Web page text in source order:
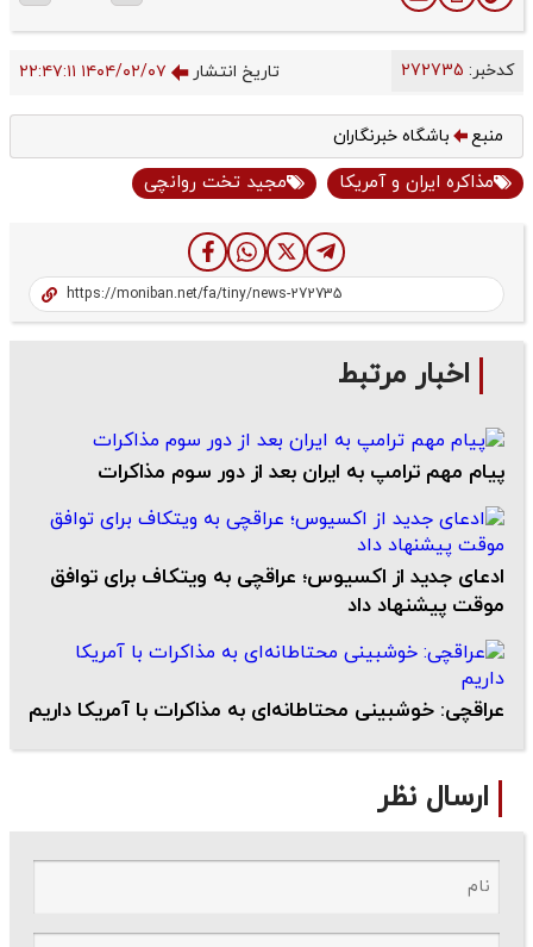
کدخبر: تاریخ انتشار ۱۴۰۴/۰۲/۰۷ ۲۲:۴۷:۱۱
منبع باشگاه خبرنگاران
مذاکره ایران و آمریکا مجید تخت روانچی
اخبار مرتبط
پیام مهم ترامپ به ایران بعد از دور سوم مذاکرات
ادعای جدید از اکسیوس؛ عراقچی به ویتکاف برای توافق
موقت پیشنهاد داد
عراقچی: خوشبینی محتاطانه‌ای به مذاکرات با آمریکا داریم
ارسال نظر